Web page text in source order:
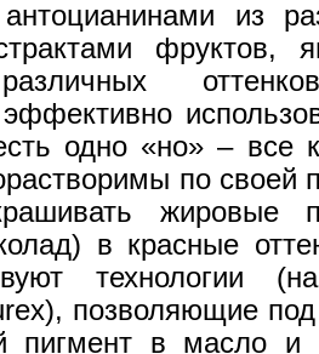
антоцианинами из
фруктов,
эффективно
одно «но» – все
по своей
жировые
в красные
технологии
позволяющие
пигмент в масло и